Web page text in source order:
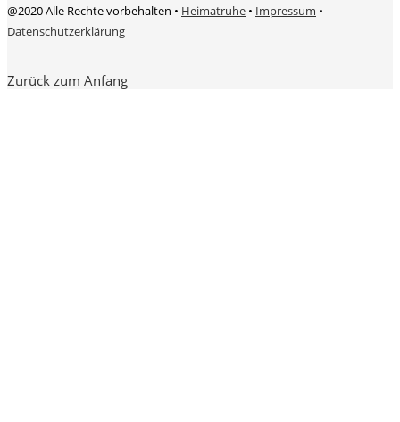
@2020 Alle Rechte vorbehalten • Heimatruhe • Impressum •
Datenschutzerklärung
Zurück zum Anfang